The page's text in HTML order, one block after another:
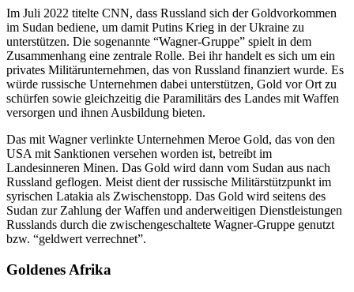
Im Juli 2022 titelte CNN, dass Russland sich der Goldvorkommen
im Sudan bediene, um damit Putins Krieg in der Ukraine zu
unterstützen. Die sogenannte “Wagner-Gruppe” spielt in dem
Zusammenhang eine zentrale Rolle. Bei ihr handelt es sich um ein
privates Militärunternehmen, das von Russland finanziert wurde. Es
würde russische Unternehmen dabei unterstützen, Gold vor Ort zu
schürfen sowie gleichzeitig die Paramilitärs des Landes mit Waffen
versorgen und ihnen Ausbildung bieten.
Das mit Wagner verlinkte Unternehmen Meroe Gold, das von den
USA mit Sanktionen versehen worden ist, betreibt im
Landesinneren Minen. Das Gold wird dann vom Sudan aus nach
Russland geflogen. Meist dient der russische Militärstützpunkt im
syrischen Latakia als Zwischenstopp. Das Gold wird seitens des
Sudan zur Zahlung der Waffen und anderweitigen Dienstleistungen
Russlands durch die zwischengeschaltete Wagner-Gruppe genutzt
bzw. “geldwert verrechnet”.
Goldenes Afrika